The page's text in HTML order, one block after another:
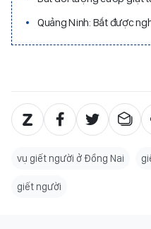
Quảng Ninh: Bắt được
vụ giết người ở Đồng Nai
giết người